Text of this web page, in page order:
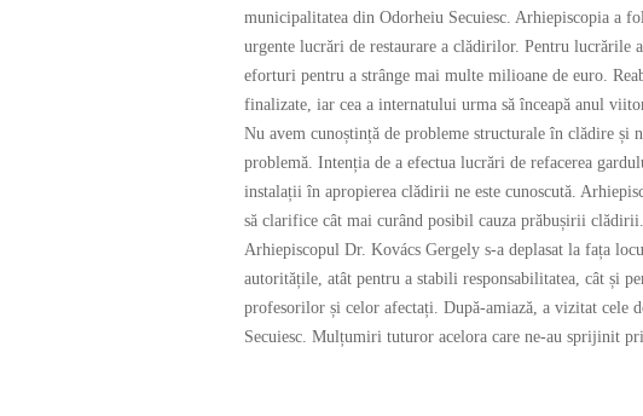
municipalitatea din Odorheiu Secuiesc. Arhiepiscopia a
urgente lucrări de restaurare a clădirilor. Pentru lucrările
eforturi pentru a strânge mai multe milioane de euro.
finalizate, iar cea a internatului urma să înceapă anul
Nu avem cunoștință de probleme structurale în clădire
problemă. Intenția de a efectua lucrări de refacerea
instalații în apropierea clădirii ne este cunoscută.
să clarifice cât mai curând posibil cauza prăbușirii clădirii.
Arhiepiscopul Dr. Kovács Gergely s-a deplasat la fața
autoritățile, atât pentru a stabili responsabilitatea, cât și
profesorilor și celor afectați. După-amiază, a vizitat cele
Secuiesc. Mulțumiri tuturor acelora care ne-au sprijinit